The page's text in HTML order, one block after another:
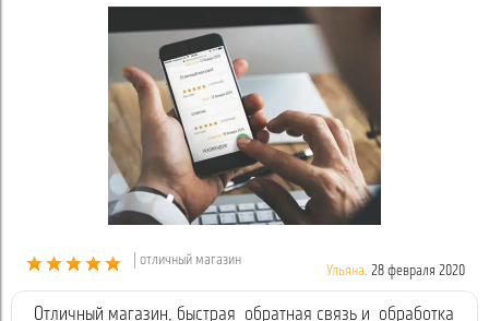
| отличный магазин
Ульяна, 28 февраля 2020
Отличный магазин, быстрая обратная связь и обработка